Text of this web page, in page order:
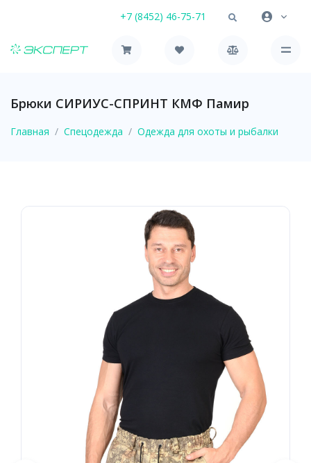
+7 (8452) 46-75-71
Брюки СИРИУС-СПРИНТ КМФ Памир
Главная Спецодежда Одежда для охоты и рыбалки